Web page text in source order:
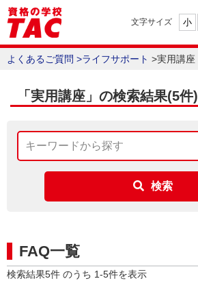
文字サイズ 小
よくあるご質問 >ライフサポート >実用講座
「実用講座」の検索結果(5件)
検索
FAQ一覧
検索結果5件 のうち 1-5件を表示